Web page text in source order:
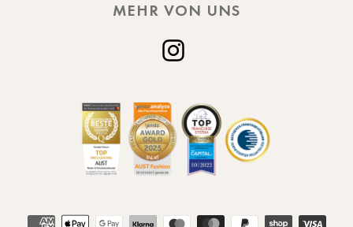
MEHR VON UNS